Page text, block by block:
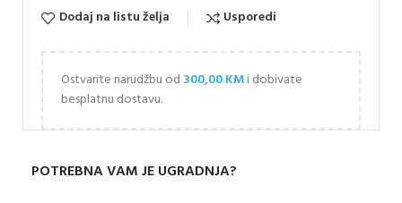
Dodaj na listu želja Usporedi
Ostvarite narudžbu od 300,00KMi dobivate
besplatnu dostavu.
POTREBNA VAM JE UGRADNJA?